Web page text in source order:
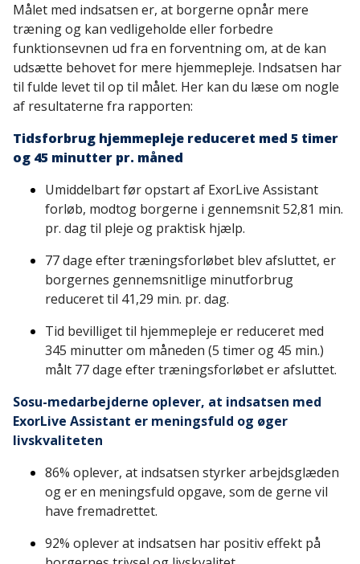
Målet med indsatsen er, at borgerne opnår mere
træning og kan vedligeholde eller forbedre
funktionsevnen ud fra en forventning om, at de kan
udsætte behovet for mere hjemmepleje. Indsatsen har
til fulde levet til op til målet. Her kan du læse om nogle
af resultaterne fra rapporten:
Tidsforbrug hjemmepleje reduceret med 5 timer
og 45 minutter pr. måned
Umiddelbart før opstart af ExorLive Assistant
forløb, modtog borgerne i gennemsnit 52,81 min.
pr. dag til pleje og praktisk hjælp.
77 dage efter træningsforløbet blev afsluttet, er
borgernes gennemsnitlige minutforbrug
reduceret til 41,29 min. pr. dag.
Tid bevilliget til hjemmepleje er reduceret med
345 minutter om måneden (5 timer og 45 min.)
målt 77 dage efter træningsforløbet er afsluttet.
Sosu-medarbejderne oplever, at indsatsen med
ExorLive Assistant er meningsfuld og øger
livskvaliteten
86% oplever, at indsatsen styrker arbejdsglæden
og er en meningsfuld opgave, som de gerne vil
have fremadrettet.
92% oplever at indsatsen har positiv effekt på